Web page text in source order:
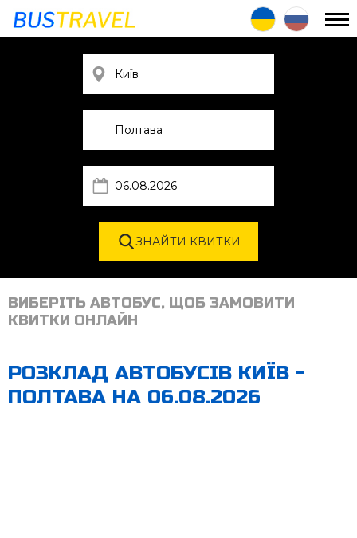
ВИБЕРІТЬ АВТОБУС, ЩОБ ЗАМОВИТИ
КВИТКИ ОНЛАЙН
РОЗКЛАД АВТОБУСІВ КИЇВ -
ПОЛТАВА НА 06.08.2026